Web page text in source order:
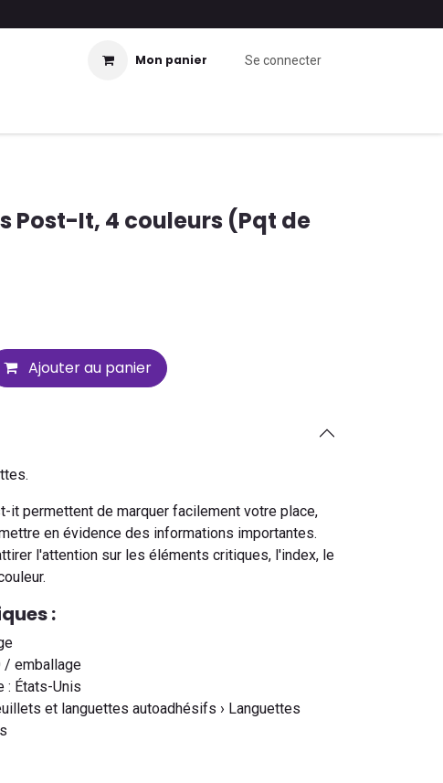
Mon panier Se connecter
Post-It, 4 couleurs (Pqt de
Ajouter au panier
it permettent de marquer facilement votre place,
en évidence des informations importantes.
l'attention sur les éléments critiques, l'index, le
:
/ emballage
: États-Unis
et languettes autoadhésifs › Languettes